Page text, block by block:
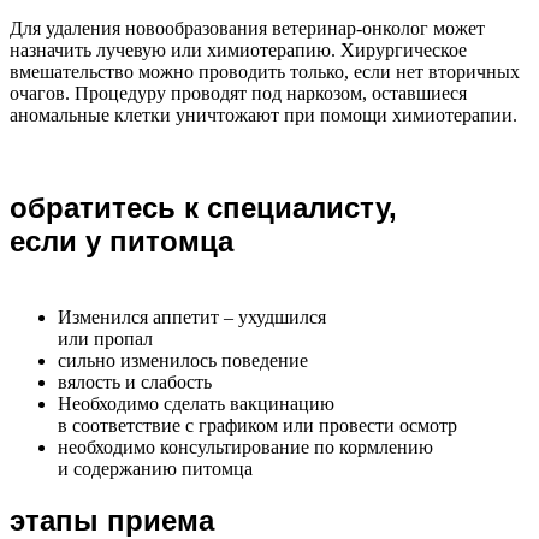
Для удаления новообразования ветеринар-онколог может
назначить лучевую или химиотерапию. Хирургическое
вмешательство можно проводить только, если нет вторичных
очагов. Процедуру проводят под наркозом, оставшиеся
аномальные клетки уничтожают при помощи химиотерапии.
обратитесь к специалисту,
если у питомца
Изменился аппетит – ухудшился
или пропал
сильно изменилось поведение
вялость и слабость
Необходимо сделать вакцинацию
в соответствие с графиком или провести осмотр
необходимо консультирование по кормлению
и содержанию питомца
этапы приема